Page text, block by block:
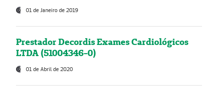
01 de Janeiro de 2019
Prestador Decordis Exames Cardiológicos
LTDA (51004346-0)
01 de Abril de 2020